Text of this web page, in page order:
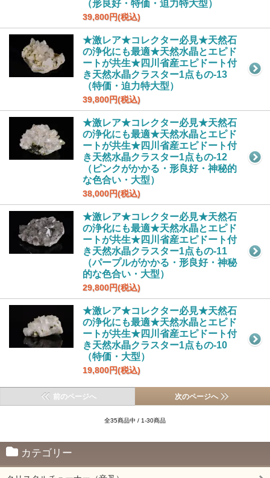
（形良好・特価・迫力特大型）
39,800円(税込)
★激レア★コレクター必見★天然石
の浄化にも最適★天然水晶とエピド
ートが共生★四川省産エピドート付
き天然水晶クラスター1点もの-13
（特価・迫力特大型）
39,800円(税込)
★激レア★コレクター必見★天然石
の浄化にも最適★天然水晶とエピド
ートが共生★四川省産エピドート付
き天然水晶クラスター1点もの-12
（ピンクがかかる・形良好・神秘的
な色合い・大型）
38,000円(税込)
★激レア★コレクター必見★天然石
の浄化にも最適★天然水晶とエピド
ートが共生★四川省産エピドート付
き天然水晶クラスター1点もの-11
（パープルがかかる・形良好・神秘
的な色合い・大型）
29,800円(税込)
★激レア★コレクター必見★天然石
の浄化にも最適★天然水晶とエピド
ートが共生★四川省産エピドート付
き天然水晶クラスター1点もの-10
（特価・大型）
19,800円(税込)
前のページへ 次のページへ
全35商品中 / 1-30商品
カテゴリー